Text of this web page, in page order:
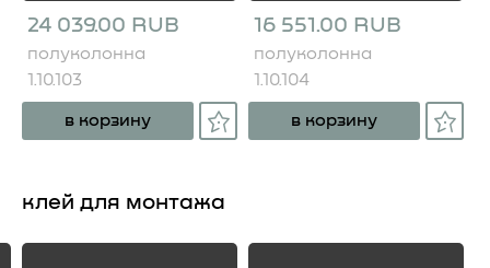
24 039.00 RUB
полуколонна
1.10.103
в корзину
16 551.00 RUB
полуколонна
1.10.104
в корзину
клей для монтажа